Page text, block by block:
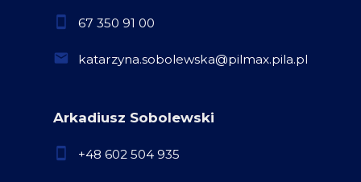
67 350 91 00
katarzyna.sobolewska@pilmax.pila.pl
Arkadiusz Sobolewski
+48 602 504 935